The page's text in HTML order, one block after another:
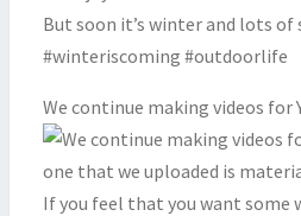
We continue making videos for